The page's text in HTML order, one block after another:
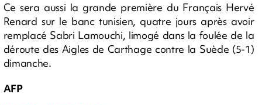
Ce sera aussi la grande première du Français Hervé
Renard sur le banc tunisien, quatre jours après avoir
remplacé Sabri Lamouchi, limogé dans la foulée de la
déroute des Aigles de Carthage contre la Suède (5-1)
dimanche.
AFP